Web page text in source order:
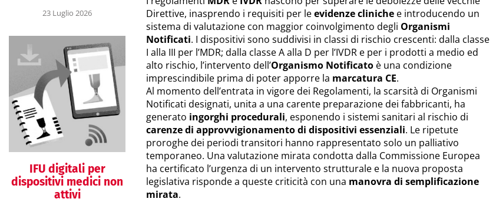
23 Luglio 2026
IFU digitali per
dispositivi medici non
attivi
Direttive, inasprendo i requisiti per leevidenze cliniche e introducendo un
sistema di valutazione con maggior coinvolgimento degli Organismi
Notificati. I dispositivi sono suddivisi in classi di rischio crescenti: dalla classe
I alla III per l’MDR; dalla classe A alla D per l’IVDR e per i prodotti a medio ed
alto rischio, l’intervento dell’Organismo Notificato è una condizione
imprescindibile prima di poter apporre la marcatura CE.
Al momento dell’entrata in vigore dei Regolamenti, la scarsità di Organismi
Notificati designati, unita a una carente preparazione dei fabbricanti, ha
generato ingorghi procedurali, esponendo i sistemi sanitari al rischio di
carenze di approvvigionamento di dispositivi essenziali. Le ripetute
proroghe dei periodi transitori hanno rappresentato solo un palliativo
temporaneo. Una valutazione mirata condotta dalla Commissione Europea
ha certificato l’urgenza di un intervento strutturale e la nuova proposta
legislativa risponde a queste criticità con una manovra di semplificazione
mirata.